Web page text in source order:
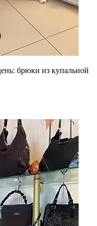
брюки из купальной